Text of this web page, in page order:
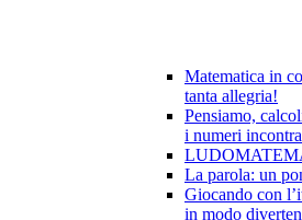
Matematica in
tanta allegria!
Pensiamo,
i numeri
La parola: un
Giocando con
in modo